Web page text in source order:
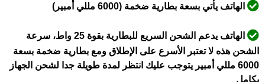
الهاتف يأتي بسعة بطارية ضخمة (6000 مللي أمبير)
الهاتف يدعم الشحن السريع للبطارية بقوة 25 واط، سرعة
الشحن هذه لا تعتبر الأسرع على الإطلاق ومع بطارية ضخمة بسعة
6000 مللي أمبير يتوجب عليك انتظر لمدة طويلة جدا لشحن الجهاز
بكامل